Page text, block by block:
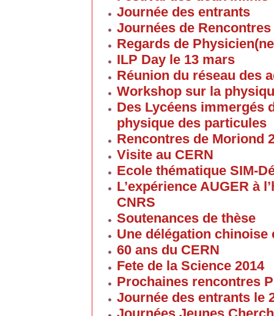
Journée des entrants
Journées de
Regards de
ILP Day le 13 mars
Réunion du réseau des
Workshop sur la
Des Lycéens immergés
physique des particules
Rencontres de Moriond
Visite au CERN
Ecole thématique SIM-
L’expérience AUGER à
CNRS
Soutenances de thèse
Une délégation
60 ans du CERN
Fete de la Science 2014
Prochaines rencontres
Journée des entrants le